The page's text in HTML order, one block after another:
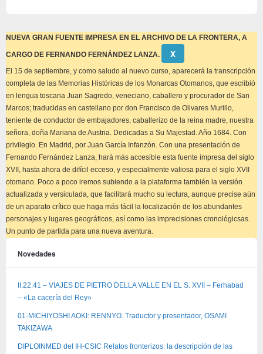
NUEVA GRAN FUENTE IMPRESA EN EL ARCHIVO DE LA FRONTERA, A
CARGO DE FERNANDO FERNÁNDEZ LANZA. Descartar
este
aviso
Χ
El 15 de septiembre, y como saludo al nuevo curso, aparecerá la transcripción
completa de las Memorias Históricas de los Monarcas Otomanos, que escribió
en lengua toscana Juan Sagredo, veneciano, caballero y procurador de San
Marcos; traducidas en castellano por don Francisco de Olivares Murillo,
teniente de conductor de embajadores, caballerizo de la reina madre, nuestra
señora, doña Mariana de Austria. Dedicadas a Su Majestad. Año 1684. Con
privilegio. En Madrid, por Juan García Infanzón. Con una presentación de
Fernando Fernández Lanza, hará más accesible esta fuente impresa del siglo
XVII, hasta ahora de difícil ecceso, y especialmente valiosa para el siglo XVII
otomano. Poco a poco iremos subiendo a la plataforma también la versión
actualizada y versiculada, que facilitará mucho su lectura, aunque precise aún
de un aparato crítico que haga más fácil la localización de los abundantes
personajes y lugares geográficos, así como las imprecisiones cronológicsas.
Un punto de partida para una nueva aventura.
Novedades
II.22.41 – VIAJES DE PIETRO DELLA VALLE EN EL S. XVII – Ferhabad
– «La cacería del Rey»
01-MICHIYOSHI AOKI: RENNYO. Traductor y presentador, OSAMI
TAKIZAWA
DIPLOINMED del IH-CSIC Relatos fronterizos: la descripción de las